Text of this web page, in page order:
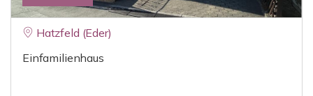
Hatzfeld (Eder)
Einfamilienhaus